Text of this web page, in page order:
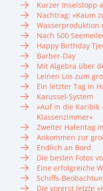
Kurzer Inselstopp
Nachtrag: »Kaum
Wasserproduktion
Nach 500
Happy Birthday
Barber-Day
Mit Algebra über
Leinen Los zum
Ein letzter Tag in
Karussel-System
»Auf in die Karibik
Klassenzimmer«
Zweiter Hafentag
Ankommen zur
Endlich an Bord
Die besten Fotos
Eine erfolgreiche
Schiffs-
Die vorerst letzte